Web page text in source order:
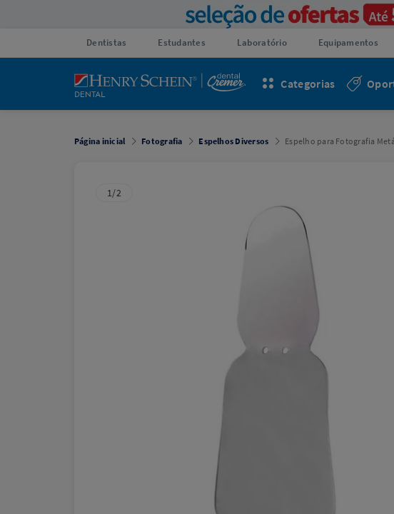
Dentistas Estudantes Laboratório Equipamentos
Categorias
Página inicial Fotografia Espelhos Diversos Espelho para Fotografia
1/2